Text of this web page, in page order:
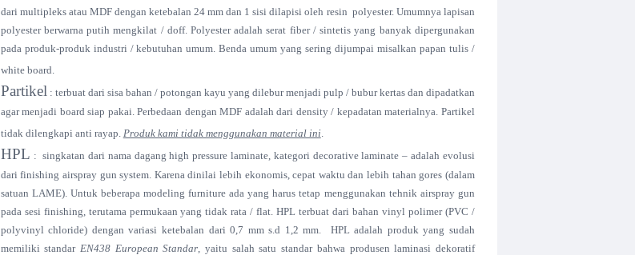
dari multipleks atau MDF dengan ketebalan 24 mm dan 1 sisi dilapisi oleh resin polyester. Umumnya lapisan
polyester berwarna putih mengkilat / doff. Polyester adalah serat fiber / sintetis yang banyak dipergunakan
pada produk-produk industri / kebutuhan umum. Benda umum yang sering dijumpai misalkan papan tulis /
white board.
Partikel: terbuat dari sisa bahan / potongan kayu yang dilebur menjadi pulp / bubur kertas dan dipadatkan
agar menjadi board siap pakai. Perbedaan dengan MDF adalah dari density / kepadatan materialnya. Partikel
tidak dilengkapi anti rayap. Produk kami tidak menggunakan material ini.
HPL : singkatan dari nama dagang high pressure laminate, kategori decorative laminate – adalah evolusi
dari finishing airspray gun system. Karena dinilai lebih ekonomis, cepat waktu dan lebih tahan gores (dalam
satuan LAME). Untuk beberapa modeling furniture ada yang harus tetap menggunakan tehnik airspray gun
pada sesi finishing, terutama permukaan yang tidak rata / flat. HPL terbuat dari bahan vinyl polimer (PVC /
polyvinyl chloride) dengan variasi ketebalan dari 0,7 mm s.d 1,2 mm.
HPL adalah produk yang sudah
memiliki standarEN438 European Standar, yaitu salah satu standar bahwa produsen laminasi dekoratif